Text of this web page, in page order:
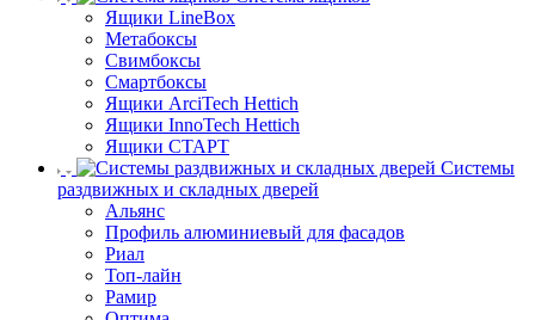
Ящики LineBox
Метабоксы
Свимбоксы
Смартбоксы
Ящики ArciTech Hettich
Ящики InnoTech Hettich
Ящики СТАРТ
Системы
раздвижных и складных дверей
Альянс
Профиль алюминиевый для фасадов
Риал
Топ-лайн
Рамир